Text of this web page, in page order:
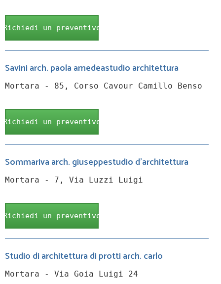
Richiedi un preventivo
Savini arch. paola amedeastudio architettura
Mortara - 85, Corso Cavour Camillo Benso
Richiedi un preventivo
Sommariva arch. giuseppestudio d'architettura
Mortara - 7, Via Luzzi Luigi
Richiedi un preventivo
Studio di architettura di protti arch. carlo
Mortara - Via Goia Luigi 24